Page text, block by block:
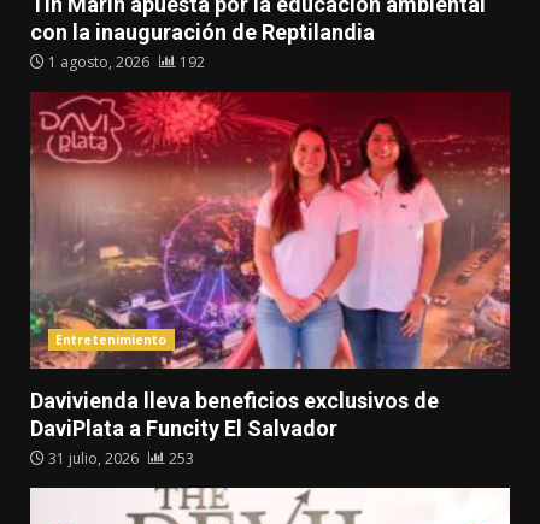
con la inauguración de Reptilandia
1 agosto, 2026 192
Entretenimiento
Davivienda lleva beneficios exclusivos de
DaviPlata a Funcity El Salvador
31 julio, 2026 253